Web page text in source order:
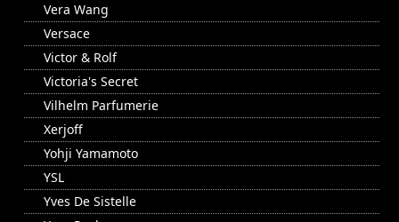
Vera Wang
Versace
Victor & Rolf
Victoria's Secret
Vilhelm Parfumerie
Xerjoff
Yohji Yamamoto
YSL
Yves De Sistelle